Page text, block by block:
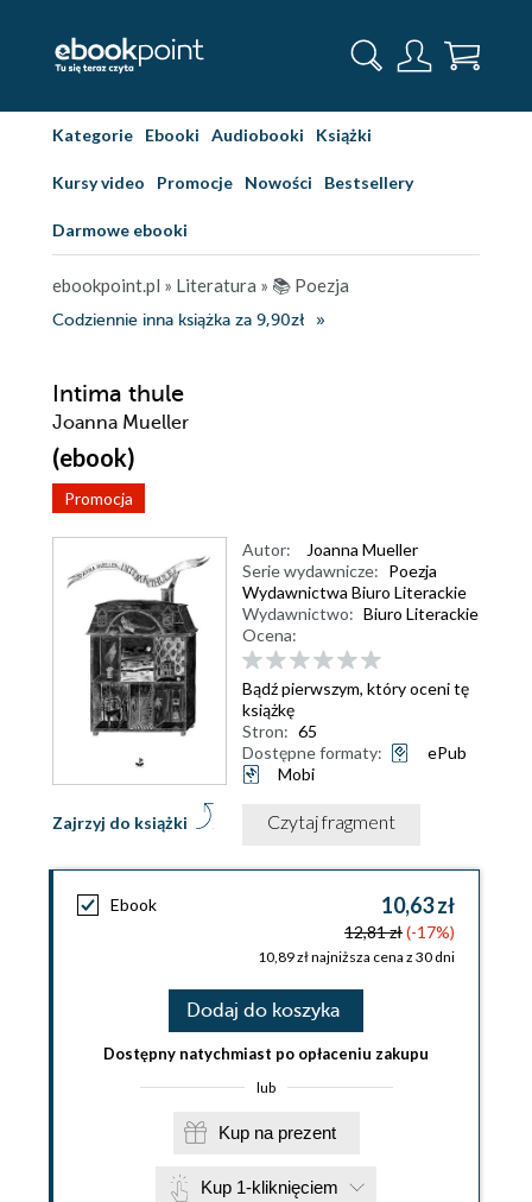
Kategorie Ebooki Audiobooki Książki
Kursy video Promocje Nowości Bestsellery
Darmowe ebooki
ebookpoint.pl » Literatura » 📚 Poezja
Codziennie inna książka za 9,90zł
Intima thule
Joanna Mueller
(ebook)
Promocja
Zajrzyj do książki
Autor:
Joanna Mueller
Serie wydawnicze: Poezja
Wydawnictwa Biuro Literackie
Wydawnictwo: Biuro Literackie
Ocena:
Bądź pierwszym, który oceni tę
książkę
Stron: 65
Dostępne formaty:
ePub
Mobi
Czytaj fragment
Ebook 10,63 zł
12,81 zł(-17%)
10,89 zł najniższa cena z 30 dni
Dodaj do koszyka
Dostępny natychmiast po opłaceniu zakupu
lub
Kup na prezent
Kup 1-kliknięciem